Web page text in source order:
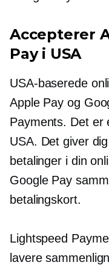
Accepterer
Pay i USA
USA-baserede
Apple Pay og
Payments. Det er
USA. Det giver
betalinger i din
Google Pay
betalingskort.
Lightspeed
lavere